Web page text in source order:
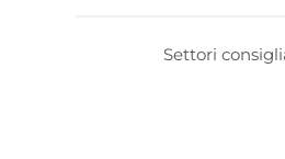
installati sul tetto delle sue cantine.
Settori